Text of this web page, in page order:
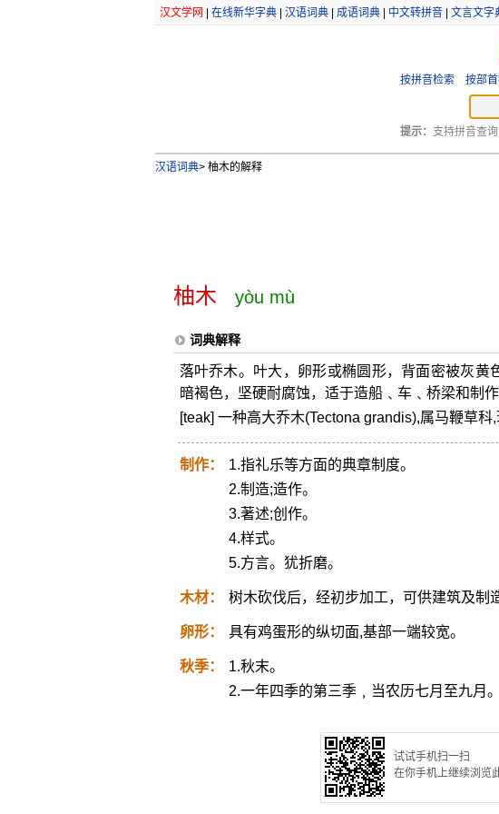
汉文学网 在线新华字典| 汉语词典| 成语词典| 中文转拼音| 文言文字
按拼音检索 按部
提示： 支持拼音查询
汉语词典>柚木的解释
柚木 yòu mù
词典解释
落叶乔木。叶大，卵形或椭圆形，背面密被灰
暗褐色，坚硬耐腐蚀，适于造船﹑车﹑桥梁和制作
[teak] 一种高大乔木(Tectona grandis),属马鞭草
制作：
1.指礼乐等方面的典章制度。
2.制造;造作。
3.著述;创作。
4.样式。
5.方言。犹折磨。
木材： 树木砍伐后，经初步加工，可供建筑及制
卵形： 具有鸡蛋形的纵切面,基部一端较宽。
秋季：
1.秋末。
2.一年四季的第三季﹐当农历七月至九月。
试试手机扫一扫
在你手机上继续浏览